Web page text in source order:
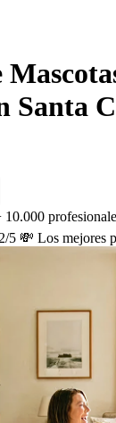
Santa
5 💸 Los mejores